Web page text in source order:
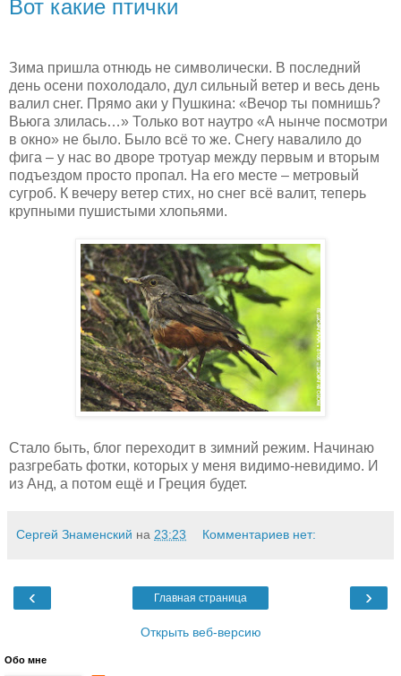
Вот какие птички
Зима пришла отнюдь не символически. В последний
день осени похолодало, дул сильный ветер и весь день
валил снег. Прямо аки у Пушкина: «Вечор ты помнишь?
Вьюга злилась…» Только вот наутро «А нынче посмотри
в окно» не было. Было всё то же. Снегу навалило до
фига – у нас во дворе тротуар между первым и вторым
подъездом просто пропал. На его месте – метровый
сугроб. К вечеру ветер стих, но снег всё валит, теперь
крупными пушистыми хлопьями.
Стало быть, блог переходит в зимний режим. Начинаю
разгребать фотки, которых у меня видимо-невидимо. И
из Анд, а потом ещё и Греция будет.
Сергей Знаменский на 23:23 Комментариев нет:
‹ ›
Главная страница
Открыть веб-версию
Обо мне